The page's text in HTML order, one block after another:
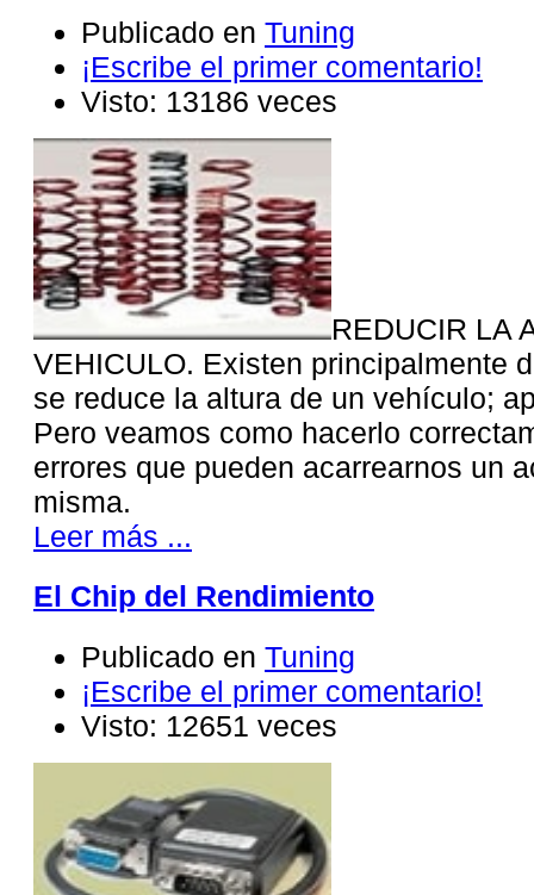
Publicado en Tuning
¡Escribe el primer comentario!
Visto: 13186 veces
REDUCIR LA
VEHICULO. Existen principalmente
se reduce la altura de un vehículo;
Pero veamos como hacerlo
errores que pueden acarrearnos un
misma.
Leer más ...
El Chip del Rendimiento
Publicado en Tuning
¡Escribe el primer comentario!
Visto: 12651 veces